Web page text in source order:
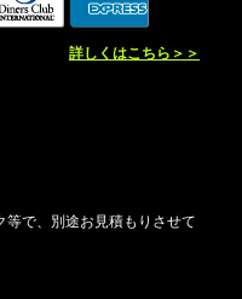
詳しくはこちら＞＞
等で、別途お見積もりさせて